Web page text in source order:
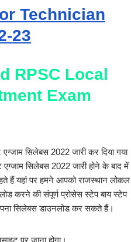
Technician
23
RPSC Local
Exam
सिलेबस 2022 जारी कर दिया गया
सिलेबस 2022 जारी होने के बाद में
हैं यहां पर हमने आपको राजस्थान लोकल
करने की संपूर्ण प्रोसेस स्टेप बाय स्टेप
सिलेबस डाउनलोड कर सकते हैं।
पर जाना होगा।